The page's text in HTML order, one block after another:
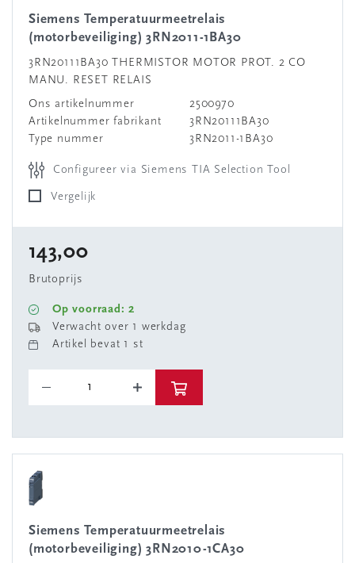
Siemens Temperatuurmeetrelais
(motorbeveiliging) 3RN2011-1BA30
3RN20111BA30 THERMISTOR MOTOR PROT. 2 CO
MANU. RESET RELAIS
Ons artikelnummer
2500970
Artikelnummer fabrikant
3RN20111BA30
Type nummer
3RN2011-1BA30
Configureer via Siemens TIA Selection Tool
Vergelijk
143,00
Brutoprijs
Op voorraad: 2
Verwacht over 1 werkdag
Artikel bevat 1 st
Siemens Temperatuurmeetrelais
(motorbeveiliging) 3RN2010-1CA30